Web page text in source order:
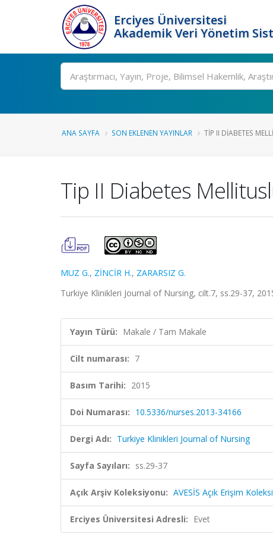
Erciyes Üniversitesi
Akademik Veri Yönetim
Ara
ANA SAYFA SON EKLENEN YAYINLAR TIP II DIABETES
Tip II Diabetes
MUZ G., ZİNCİR H., ZARARSIZ G.
Turkiye Klinikleri Journal of Nursing, cilt.7, ss.29-37,
Yayın Türü: Makale / Tam Makale
Cilt numarası: 7
Basım Tarihi: 2015
Doi Numarası: 10.5336/nurses.2013-34166
Dergi Adı: Turkiye Klinikleri Journal of Nursing
Sayfa Sayıları: ss.29-37
Açık Arşiv Koleksiyonu: AVESİS Açık Erişim
Erciyes Üniversitesi Adresli: Evet